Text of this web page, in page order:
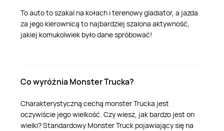
To auto to szakal na kołach i terenowy gladiator, a jazda
za jego kierownicą to najbardziej szalona aktywność,
jakiej komukolwiek było dane spróbować!
Co wyróżnia Monster Trucka?
Charakterystyczną cechą monster Trucka jest
oczywiście jego wielkość. Czy wiesz, jak bardzo jest on
wielki? Standardowy Monster Truck pojawiający się na